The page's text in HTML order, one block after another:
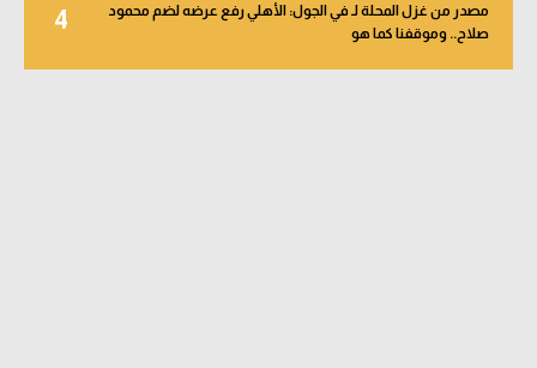
4
مصدر من غزل المحلة لـ في الجول: الأهلي رفع عرضه لضم محمود
صلاح.. وموقفنا كما هو